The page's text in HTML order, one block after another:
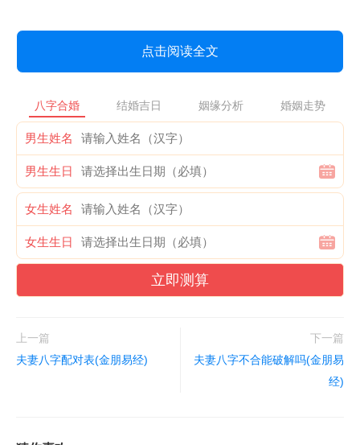
点击阅读全文
八字合婚 结婚吉日 姻缘分析 婚姻走势
男生姓名
男生生日
女生姓名
女生生日
立即测算
上一篇
夫妻八字配对表(金朋易经)
下一篇
夫妻八字不合能破解吗(金朋易
经)